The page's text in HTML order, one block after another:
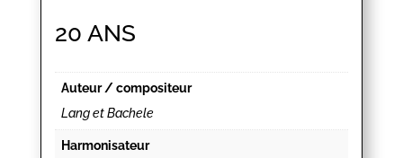
20 ANS
Auteur / compositeur
Lang et Bachele
Harmonisateur